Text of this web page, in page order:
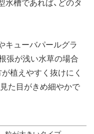
水槽であれば、どのタ
キューバパールグラ
張が浅い水草の場合
植えやすく抜けにく
た目がきめ細やかで